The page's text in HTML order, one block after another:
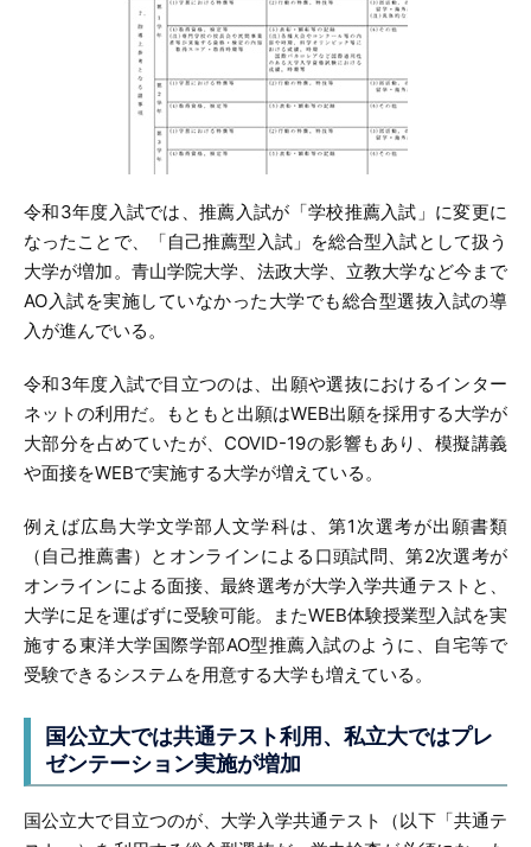
令和3年度入試では、推薦入試が「学校推薦入試」に変更に
なったことで、「自己推薦型入試」を総合型入試として扱う
大学が増加。青山学院大学、法政大学、立教大学など今まで
AO入試を実施していなかった大学でも総合型選抜入試の導
入が進んでいる。
令和3年度入試で目立つのは、出願や選抜におけるインター
ネットの利用だ。もともと出願はWEB出願を採用する大学が
大部分を占めていたが、COVID-19の影響もあり、模擬講義
や面接をWEBで実施する大学が増えている。
例えば広島大学文学部人文学科は、第1次選考が出願書類
（自己推薦書）とオンラインによる口頭試問、第2次選考が
オンラインによる面接、最終選考が大学入学共通テストと、
大学に足を運ばずに受験可能。またWEB体験授業型入試を実
施する東洋大学国際学部AO型推薦入試のように、自宅等で
受験できるシステムを用意する大学も増えている。
国公立大では共通テスト利用、 私立大ではプレ
ゼンテーション実施が増加
国公立大で目立つのが、大学入学共通テスト（以下「共通テ